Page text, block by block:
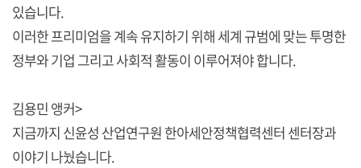
있습니다.
이러한 프리미엄을 계속 유지하기 위해 세계 규범에 맞는 투명한
정부와 기업 그리고 사회적 활동이 이루어져야 합니다.
김용민 앵커>
지금까지 신윤성 산업연구원 한아세안정책협력센터 센터장과
이야기 나눴습니다.